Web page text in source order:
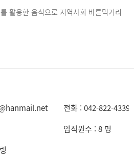
활용한 음식으로 지역사회 바른먹거리
전화 : 042-822-4339
임직원수 : 8 명